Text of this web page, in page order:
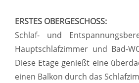
ERSTES OBERGESCHOSS:
Schlaf- und
Hauptschlafzimmer und Bad-
Diese Etage genießt eine
einen Balkon durch das